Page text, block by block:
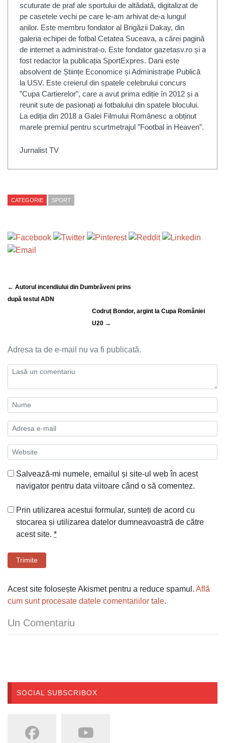
scuturate de praf ale sportului de altădată, digitalizat de
pe casetele vechi pe care le-am arhivat de-a lungul
anilor. Este membru fondator al Brigăzii Dakay, din
galeria echipei de fotbal Cetatea Suceava, a cărei pagină
de internet a administrat-o. Este fondator gazetasv.ro și a
fost redactor la publicația SportExpres. Dani este
absolvent de Științe Economice și Administrație Publică
la USV. Este creierul din spatele celebrului concurs
”Cupa Cartierelor”, care a avut prima ediție în 2012 și a
reunit sute de pasionați ai fotbalului din spatele blocului.
La ediția din 2018 a Galei Filmului Românesc a obținut
marele premiul pentru scurtmetrajul ”Footbal in Heaven”.
Jurnalist TV
CATEGORIE SPORT
← Autorul incendiului din Dumbrăveni prins
după testul ADN
Codruț Bondor, argint la Cupa României
U20 →
Adresa ta de e-mail nu va fi publicată.
Salvează-mi numele, emailul și site-ul web în acest
navigator pentru data viitoare când o să comentez.
Prin utilizarea acestui formular, sunteți de acord cu
stocarea și utilizarea datelor dumneavoastră de către
acest site. *
Trimite
Acest site folosește Akismet pentru a reduce spamul. Află
cum sunt procesate datele comentariilor tale.
Un Comentariu
SOCIAL SUBSCRIBOX